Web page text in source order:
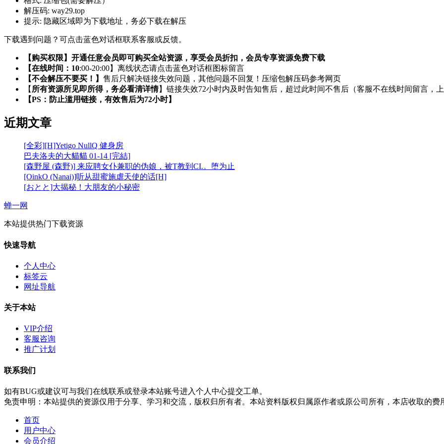
解压码: way29.top
提示: 隐藏区域即为下载地址，务必下载在解压
下载遇到问题？可点击蓝色对话框联系客服或反馈。
【购买权限】开通任意会员即可购买全站资源，享受会员折扣，会员专享资源免费下载
【在线时间：10:00-20:00】离线状态请点击蓝色对话框图标留言
【不会解压不要买！】 售后只解决链接失效问题，其他问题不回复！压缩包解压码参考网页
【 所有资源所见即所得，务必看清详情】链接失效72小时内及时告知售后，超过此时间不售后（客服不在线时间留言，上
【PS：防止滥用链接，有效售后为72小时】
近期文章
[全彩][H]Yetigo NullQ 健身房
巴夫洛夫的大貓貓 01-14 [完結]
[森野屋 (森野)] 来应聘女仆兼职的伪娘，被T教到CI.。堕为止
[OinkO (Nanai)]听从甜蜜施虐天使的话[H]
[おとと]大揭秘！大朋友的小秘密
蝉一网
本站提供热门下载资源
快速导航
个人中心
标签云
网址导航
关于本站
VIP介绍
客服咨询
推广计划
联系我们
如有BUG或建议可与我们在线联系或登录本站账号进入个人中心提交工单。
免责申明：本站提供的资源仅用于分享、学习和交流，版权归所有者。本站资料版权归属原作者或原公司所有，本店收取的费
首页
用户中心
会员介绍